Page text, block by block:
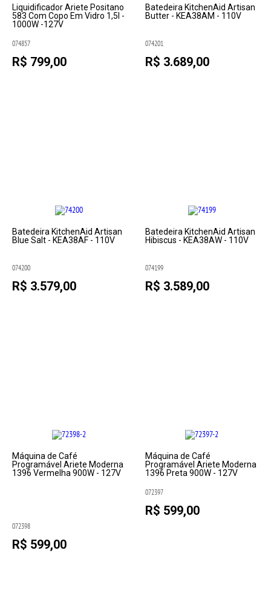
Liquidificador Ariete Positano
583 Com Copo Em Vidro 1,5l -
1000W -127V
074857
R$ 799,00
Batedeira KitchenAid Artisan
Butter - KEA38AM - 110V
074201
R$ 3.689,00
Batedeira KitchenAid Artisan
Blue Salt - KEA38AF - 110V
074200
R$ 3.579,00
Batedeira KitchenAid Artisan
Hibiscus - KEA38AW - 110V
074199
R$ 3.589,00
Máquina de Café
Programável Ariete Moderna
1396 Vermelha 900W - 127V
072398
R$ 599,00
Máquina de Café
Programável Ariete Moderna
1396 Preta 900W - 127V
072397
R$ 599,00